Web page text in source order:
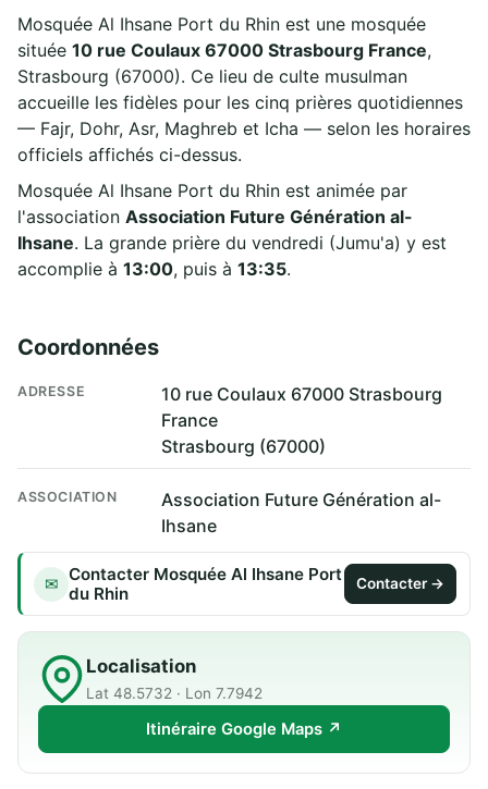
Mosquée Al Ihsane Port du Rhin est une mosquée
située 10 rue Coulaux 67000 Strasbourg France,
Strasbourg (67000). Ce lieu de culte musulman
accueille les fidèles pour les cinq prières quotidiennes
— Fajr, Dohr, Asr, Maghreb et Icha — selon les horaires
officiels affichés ci-dessus.
Mosquée Al Ihsane Port du Rhin est animée par
l'association Association Future Génération al-
Ihsane. La grande prière du vendredi (Jumu'a) y est
accomplie à 13:00, puis à 13:35.
Coordonnées
ADRESSE
10 rue Coulaux 67000 Strasbourg
France
Strasbourg (67000)
ASSOCIATION
Association Future Génération al-
Ihsane
✉ Contacter Mosquée Al Ihsane Port
du Rhin
Contacter →
Localisation
Lat 48.5732 · Lon 7.7942
Itinéraire Google Maps ↗